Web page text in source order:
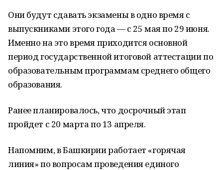
Они будут сдавать экзамены в одно время с
выпускниками этого года — с 25 мая по 29 июня.
Именно на это время приходится основной
период государственной итоговой аттестации по
образовательным программам среднего общего
образования.
Ранее планировалось, что досрочный этап
пройдет с 20 марта по 13 апреля.
Напомним, в Башкирии работает «горячая
линия» по вопросам проведения единого